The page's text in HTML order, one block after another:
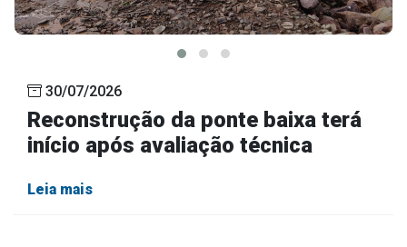
30/07/2026
Reconstrução da ponte baixa terá
início após avaliação técnica
Leia mais